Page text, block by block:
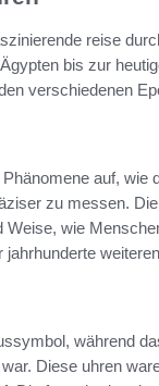
reise
bis zur
verschiedenen
auf, wie
zu messen.
wie
während
Diese uhren